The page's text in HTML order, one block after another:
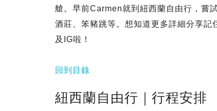
艙。早前Carmen就到紐西蘭自由行，嘗
酒莊、笨豬跳等。想知道更多詳細分享記
及IG啦！
回到目錄
紐西蘭自由行｜行程安排